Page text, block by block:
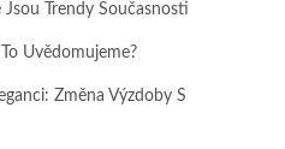
Trendy Současnosti
Uvědomujeme?
Změna Výzdoby S